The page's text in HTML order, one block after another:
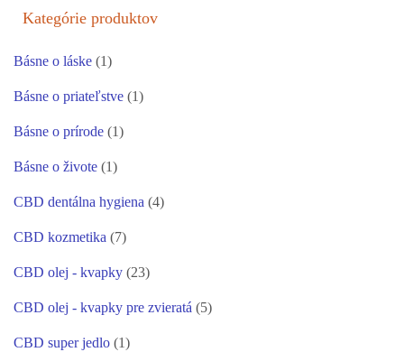
Kategórie produktov
Básne o láske (1)
Básne o priateľstve (1)
Básne o prírode (1)
Básne o živote (1)
CBD dentálna hygiena (4)
CBD kozmetika (7)
CBD olej - kvapky (23)
CBD olej - kvapky pre zvieratá (5)
CBD super jedlo (1)